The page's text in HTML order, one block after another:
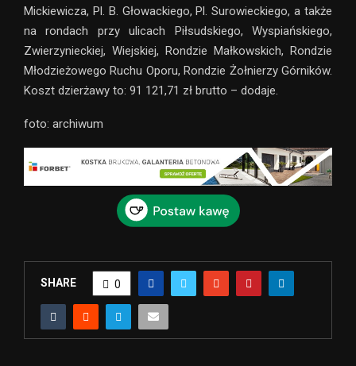
Mickiewicza, Pl. B. Głowackiego, Pl. Surowieckiego, a także
na rondach przy ulicach Piłsudskiego, Wyspiańskiego,
Zwierzynieckiej, Wiejskiej, Rondzie Małkowskich, Rondzie
Młodzieżowego Ruchu Oporu, Rondzie Żołnierzy Górników.
Koszt dzierżawy to: 91 121,71 zł brutto – dodaje.
foto: archiwum
SHARE 0